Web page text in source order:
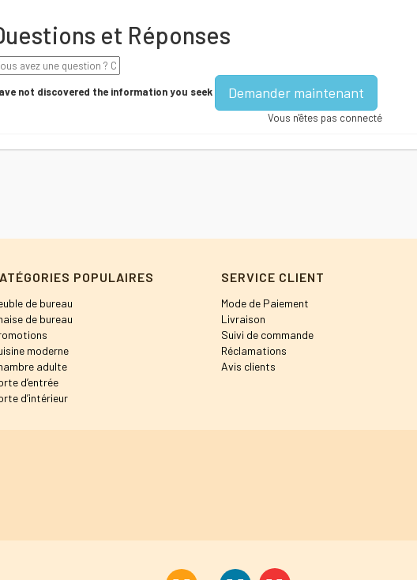
et Réponses
not discovered the information you seek Demander maintenant
Vous n'êtes pas connecté
POPULAIRES
de bureau
de bureau
moderne
adulte
d’entrée
d’intérieur
SERVICE CLIENT
Mode de Paiement
Livraison
Suivi de commande
Réclamations
Avis clients